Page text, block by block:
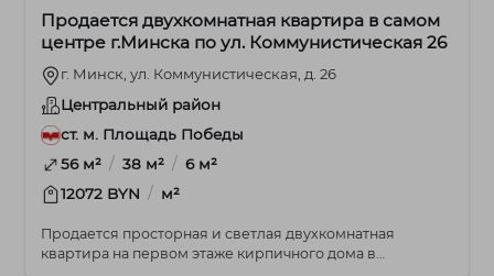
Продается двухкомнатная квартира в самом
центре г.Минска по ул. Коммунистическая 26
г. Минск, ул. Коммунистическая, д. 26
Центральный район
ст. м. Площадь Победы
56 м² / 38 м² / 6 м²
12072 BYN / м²
Продается просторная и светлая двухкомнатная
квартира на первом этаже кирпичного дома в